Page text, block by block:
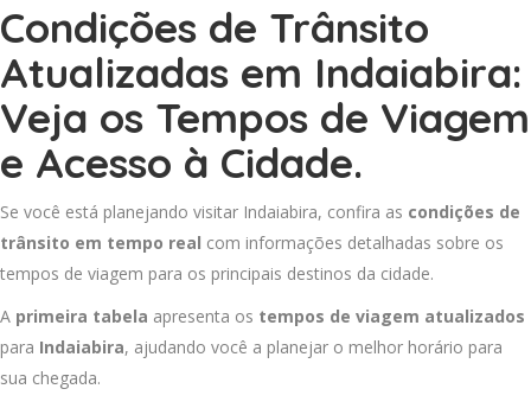
Condições de Trânsito
Atualizadas em Indaiabira:
Veja os Tempos de Viagem
e Acesso à Cidade.
Se você está planejando visitar Indaiabira, confira as condições de
trânsito em tempo real com informações detalhadas sobre os
tempos de viagem para os principais destinos da cidade.
A primeira tabela apresenta os tempos de viagem atualizados
para Indaiabira, ajudando você a planejar o melhor horário para
sua chegada.